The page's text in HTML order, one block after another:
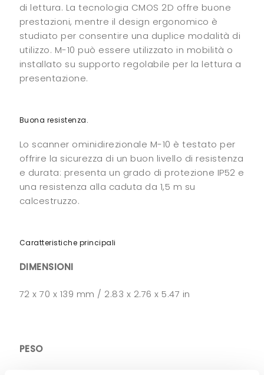
di lettura. La tecnologia CMOS 2D offre buone
prestazioni, mentre il design ergonomico è
studiato per consentire una duplice modalità di
utilizzo. M-10 può essere utilizzato in mobilità o
installato su supporto regolabile per la lettura a
presentazione.
Buona resistenza.
Lo scanner ominidirezionale M-10 è testato per
offrire la sicurezza di un buon livello di resistenza
e durata: presenta un grado di protezione IP52 e
una resistenza alla caduta da 1,5 m su
calcestruzzo.
Caratteristiche principali
DIMENSIONI
72 x 70 x 139 mm / 2.83 x 2.76 x 5.47 in
PESO